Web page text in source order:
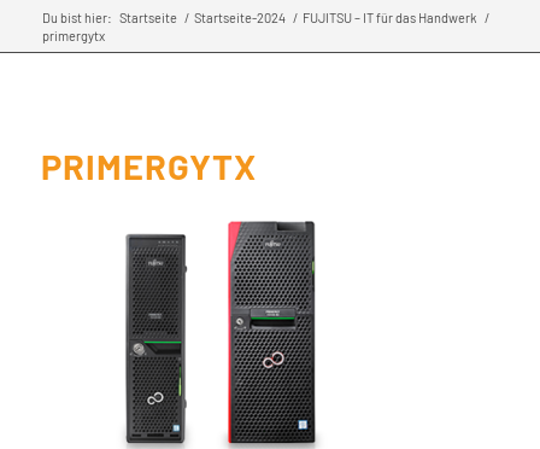
Du bist hier: Startseite / Startseite-2024 / FUJITSU – IT für das Handwerk /
primergytx
PRIMERGYTX